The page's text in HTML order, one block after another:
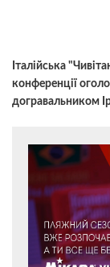
Італійська
конференції
догравальником